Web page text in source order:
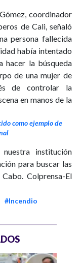
coordinador
de Cali, señaló
persona fallecida
había intentado
hacer la búsqueda
de una mujer de
de controlar la
en manos de la
como ejemplo de
institución
para buscar las
Colprensa-El
#Incendio